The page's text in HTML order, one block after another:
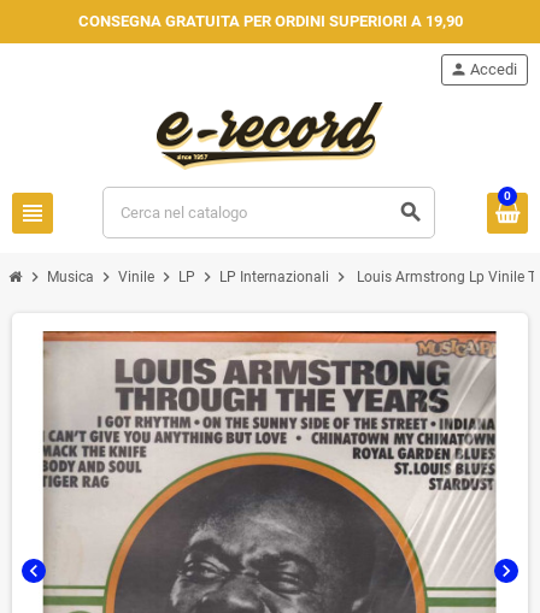
CONSEGNA GRATUITA PER ORDINI SUPERIORI A 19,90
view_headline search
person Accedi
0
chevron_right Musica chevron_right Vinile chevron_right LP chevron_right LP Internazionali chevron_right Louis Armstrong Lp Vinile
chevron_left chevron_right